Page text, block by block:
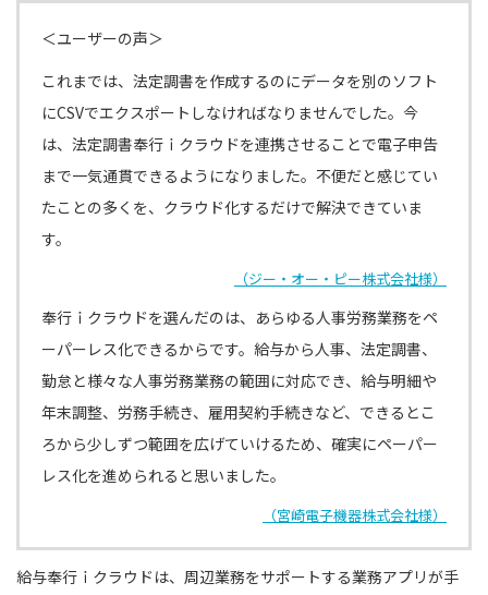
＜ユーザーの声＞
これまでは、法定調書を作成するのにデータを別のソフト
にCSVでエクスポートしなければなりませんでした。今
は、法定調書奉行ｉクラウドを連携させることで電子申告
まで一気通貫できるようになりました。不便だと感じてい
たことの多くを、クラウド化するだけで解決できていま
す。
（ジー・オー・ピー株式会社様）
奉行ｉクラウドを選んだのは、あらゆる人事労務業務をペ
ーパーレス化できるからです。給与から人事、法定調書、
勤怠と様々な人事労務業務の範囲に対応でき、給与明細や
年末調整、労務手続き、雇用契約手続きなど、できるとこ
ろから少しずつ範囲を広げていけるため、確実にペーパー
レス化を進められると思いました。
（宮崎電子機器株式会社様）
給与奉行ｉクラウドは、周辺業務をサポートする業務アプリが手